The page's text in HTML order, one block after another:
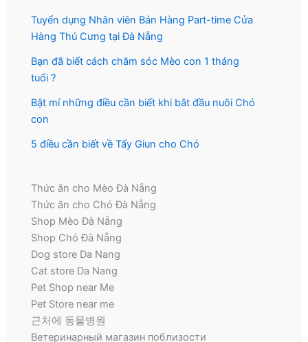
Tuyển dụng Nhân viên Bán Hàng Part-time Cửa
Hàng Thú Cưng tại Đà Nẵng
Bạn đã biết cách chăm sóc Mèo con 1 tháng
tuổi ?
Bật mí những điều cần biết khi bắt đầu nuôi Chó
con
5 điều cần biết về Tẩy Giun cho Chó
Thức ăn cho Mèo Đà Nẵng
Thức ăn cho Chó Đà Nẵng
Shop Mèo Đà Nẵng
Shop Chó Đà Nẵng
Dog store Da Nang
Cat store Da Nang
Pet Shop near Me
Pet Store near me
근처에 동물병원
Ветеринарный магазин поблизости